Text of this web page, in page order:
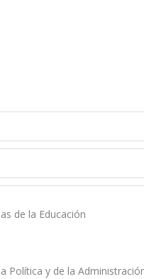
de la Educación
Política y de la